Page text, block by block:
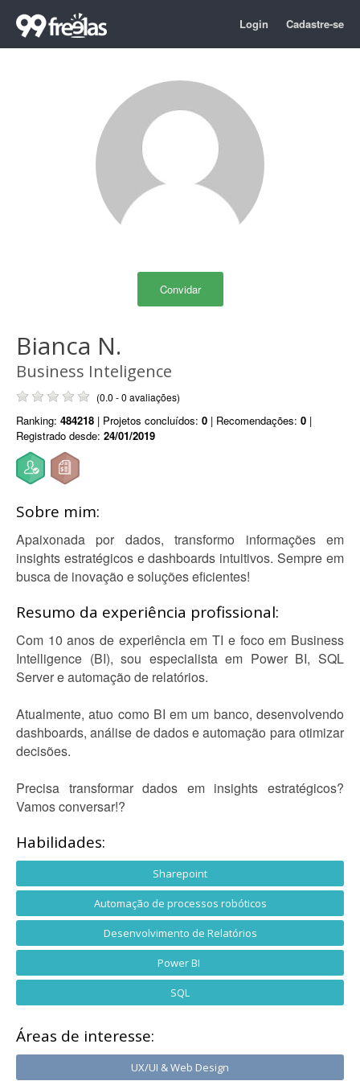
Login Cadastre-se
Convidar
Bianca N.
Business Inteligence
(0.0 - 0 avaliações)
Ranking: 484218 | Projetos concluídos: 0 | Recomendações: 0 |
Registrado desde: 24/01/2019
Sobre mim:
Apaixonada por dados, transformo informações em
insights estratégicos e dashboards intuitivos. Sempre em
busca de inovação e soluções eficientes!
Resumo da experiência profissional:
Com 10 anos de experiência em TI e foco em Business
Intelligence (BI), sou especialista em Power BI, SQL
Server e automação de relatórios.
Atualmente, atuo como BI em um banco, desenvolvendo
dashboards, análise de dados e automação para otimizar
decisões.
Precisa transformar dados em insights estratégicos?
Vamos conversar!?
Habilidades:
Sharepoint
Automação de processos robóticos
Desenvolvimento de Relatórios
Power BI
SQL
Áreas de interesse:
UX/UI & Web Design